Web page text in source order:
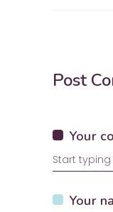
Post
Your
Your